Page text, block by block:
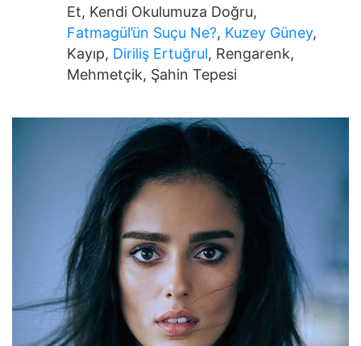
Et, Kendi Okulumuza Doğru,
Fatmagül’ün Suçu Ne?, Kuzey Güney,
Kayıp, Diriliş Ertuğrul, Rengarenk,
Mehmetçik, Şahin Tepesi